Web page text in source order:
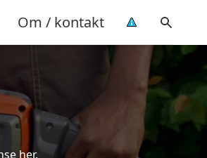
Om / kontakt
her.